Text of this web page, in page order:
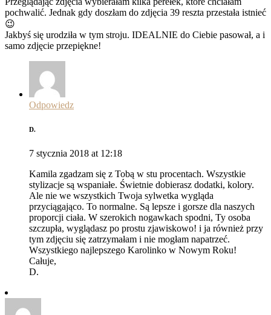
pochwalić. Jednak gdy doszłam do zdjęcia 39 reszta przestała istnieć
😉
Jakbyś się urodziła w tym stroju. IDEALNIE do Ciebie pasował, a i
samo zdjęcie przepiękne!
Odpowiedz
D.
7 stycznia 2018 at 12:18
Kamila zgadzam się z Tobą w stu procentach. Wszystkie
stylizacje są wspaniałe. Świetnie dobierasz dodatki, kolory.
Ale nie we wszystkich Twoja sylwetka wygląda
przyciągająco. To normalne. Są lepsze i gorsze dla naszych
proporcji ciała. W szerokich nogawkach spodni, Ty osoba
szczupła, wyglądasz po prostu zjawiskowo! i ja również przy
tym zdjęciu się zatrzymałam i nie mogłam napatrzeć.
Wszystkiego najlepszego Karolinko w Nowym Roku!
Całuje,
D.